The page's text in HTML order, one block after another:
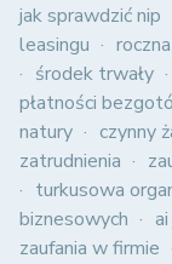
jak sprawdzić nip
leasingu
środek trwały
płatności
natury
czynny
zatrudnienia
turkusowa
biznesowych
zaufania w firmie